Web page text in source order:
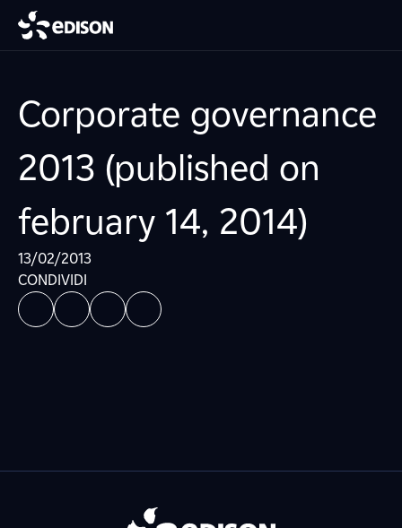
Corporate governance
2013 (published on
february 14, 2014)
13/02/2013
CONDIVIDI